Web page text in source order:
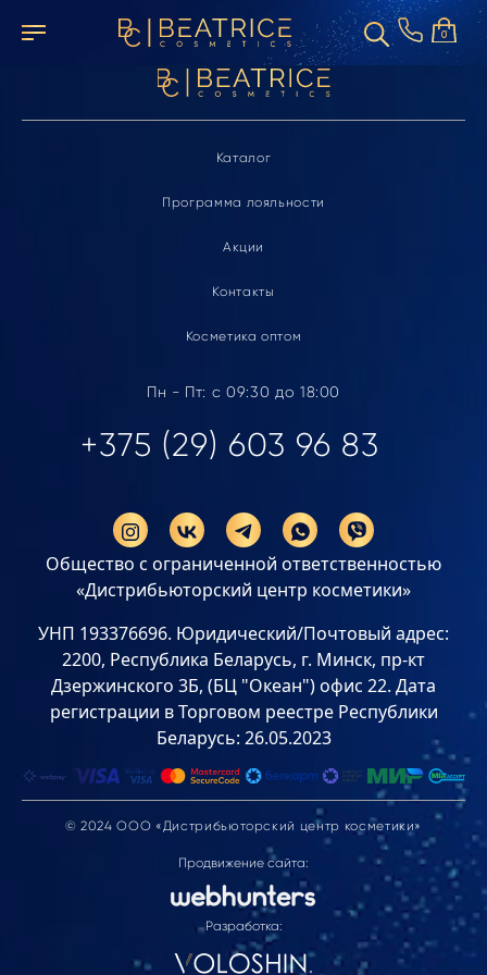
0
Элемент не найден
Каталог
Программа лояльности
Акции
Контакты
Косметика оптом
Пн - Пт: с 09:30 до 18:00
+375 (29) 603 96 83
Общество с ограниченной ответственностью
«Дистрибьюторский центр косметики»
УНП 193376696. Юридический/Почтовый адрес:
2200, Республика Беларусь, г. Минск, пр-кт
Дзержинского 3Б, (БЦ "Океан") офис 22. Дата
регистрации в Торговом реестре Республики
Беларусь: 26.05.2023
© 2024 ООО «Дистрибьюторский центр косметики»
Продвижение сайта:
Разработка: